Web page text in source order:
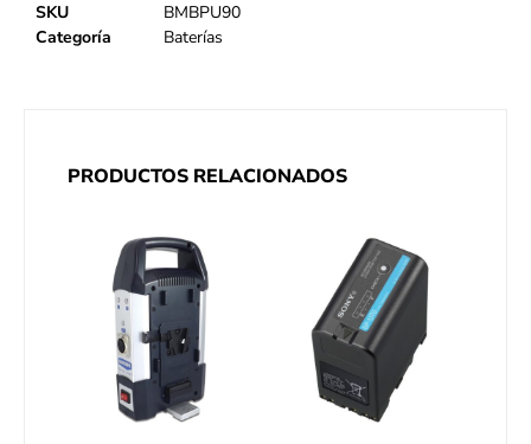
SKU
BMBPU90
Categoría
Baterías
PRODUCTOS RELACIONADOS